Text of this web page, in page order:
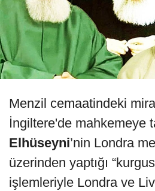
Menzil cemaatindeki
İngiltere'de mahkemeye
Elhüseyni’nin Londra
üzerinden yaptığı
işlemleriyle Londra ve